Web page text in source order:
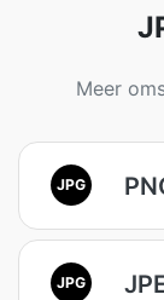
Meer
JPG
JPG